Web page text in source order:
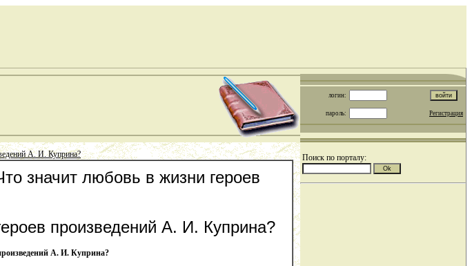
логин:
пароль: Регистрация
А. И. Куприна?
значит любовь в жизни героев
произведений А. И. Куприна?
А. И. Куприна?
Поиск по порталу: